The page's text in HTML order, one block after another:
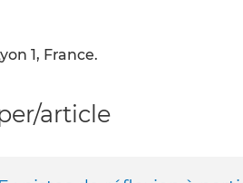
1, France.
article